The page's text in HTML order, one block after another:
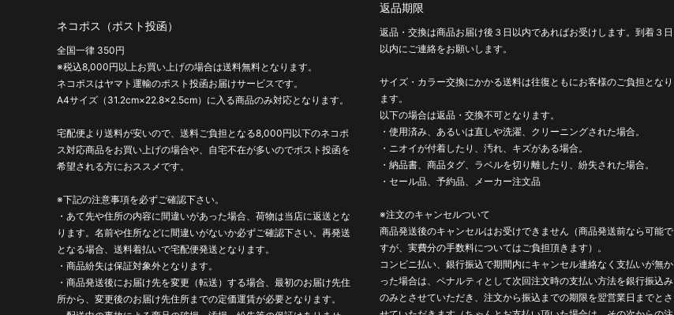
ネコポス（ポスト投函）
全国一律 350円
※税込8,000円以上お買い上げの場合は送料無料となります。
ネコポスはヤマト運輸のポスト投函お届けサービスです。
A4サイズ（31.2cm×22.8×2.5cm）に入る商品のみ対応となります。
宅配便より送料が安いので、送料ご負担となる8,000円以下のネコポ
ス対応商品をお買い上げの場合や、自宅不在が多いのでポスト投函を
希望される方におススメです。
※下記の注意事項を必ずご確認下さい。
・あて先や住所の内容に間違いがあった場合、荷物は当店に返送とな
ります。名前や住所などに間違いがないか必ずご確認下さい。再発送
となる場合、送料着払いで宅配便発送となります。
・商品紛失は保証対象外となります。
・商品発送後にお届け先を変更（転送）する場合、最初のお届け先住
所から、変更後のお届け先住所までの定価運賃が必要となります。
返品期限
返品・交換は商品お届け後３日以内であればお受けします。到着３日
以内にご連絡をお願いします。
サイズ・カラー交換にかかる送料は往復ともにお客様のご負担となり
ます。
以下の場合は返品・交換不可となります。
・使用済み、あるいは直しや洗濯、クリーニングされた場合。
・ニオイが付着したり、汚れ、キズがある場合。
・納品書、商品タグ、ラベルを切り離したり、紛失された場合。
・セール品、予約品、メーカー注文品
※注文のキャンセルついて
商品発送後のキャンセルはお受けできません（商品発送前なら可能で
すが、実費分の手数料についてはご負担頂きます）。
コンビニ払い、銀行振込で期間内にキャンセル連絡なく支払いが無か
った場合は、ペナルティとして次回注文時の支払い方法を銀行振込み
のみとさせていただき、注文から振込までの期限を翌営業日までとさ